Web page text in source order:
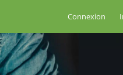
Connexion